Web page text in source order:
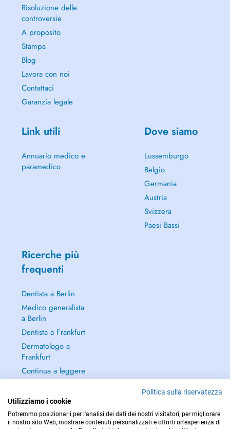
Risoluzione delle
controversie
A proposito
Stampa
Blog
Lavora con noi
Contattaci
Garanzia legale
Link utili
Annuario medico e
paramedico
Dove siamo
Lussemburgo
Belgio
Germania
Austria
Svizzera
Paesi Bassi
Ricerche più
frequenti
Dentista a Berlin
Medico generalista
a Berlin
Dentista a Frankfurt
Dermatologo a
Frankfurt
Continua a leggere
→
Politica sulla riservatezza
Utilizziamo i cookie
Potremmo posizionarli per l'analisi dei dati dei nostri visitatori, per migliorare
il nostro sito Web, mostrare contenuti personalizzati e offrirti un'esperienza di